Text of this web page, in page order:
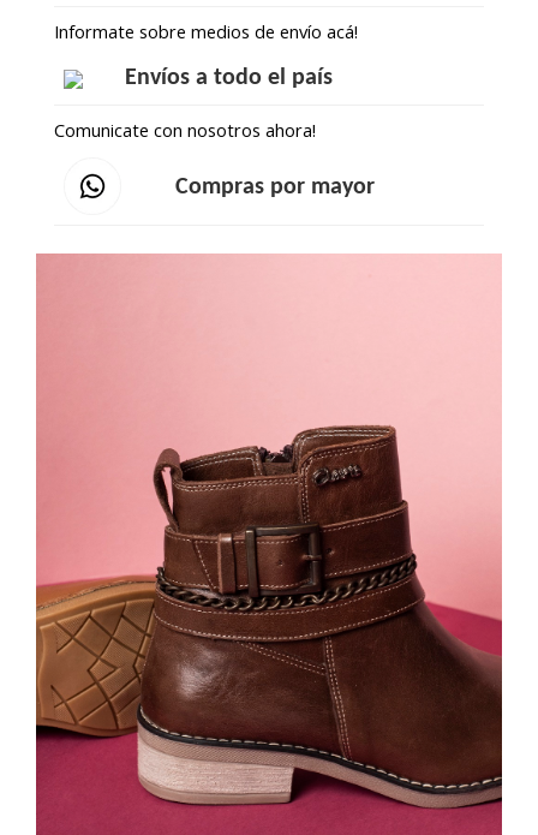
Informate sobre medios de envío acá!
Envíos a todo el país
Comunicate con nosotros ahora!
Compras por mayor